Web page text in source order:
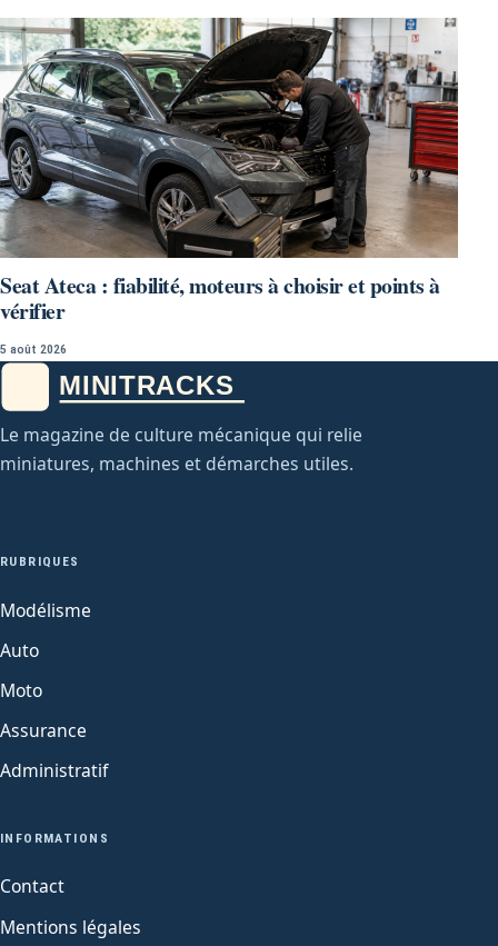
Seat Ateca : fiabilité, moteurs à choisir et points à
vérifier
5 août 2026
Le magazine de culture mécanique qui relie
miniatures, machines et démarches utiles.
RUBRIQUES
Modélisme
Auto
Moto
Assurance
Administratif
INFORMATIONS
Contact
Mentions légales